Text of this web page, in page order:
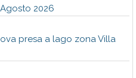
2026
presa a lago zona Villa